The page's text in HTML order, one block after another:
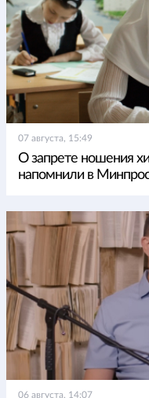
07 августа, 15:49
О запрете ношения
напомнили в
06 августа, 14:07